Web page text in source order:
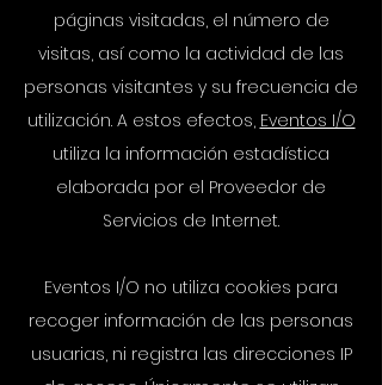
páginas visitadas, el número de
visitas, así como la actividad de las
personas visitantes y su frecuencia de
utilización. A estos efectos, Eventos I/O
utiliza la información estadística
elaborada por el Proveedor de
Servicios de Internet.
Eventos I/O no utiliza cookies para
recoger información de las personas
usuarias, ni registra las direcciones IP